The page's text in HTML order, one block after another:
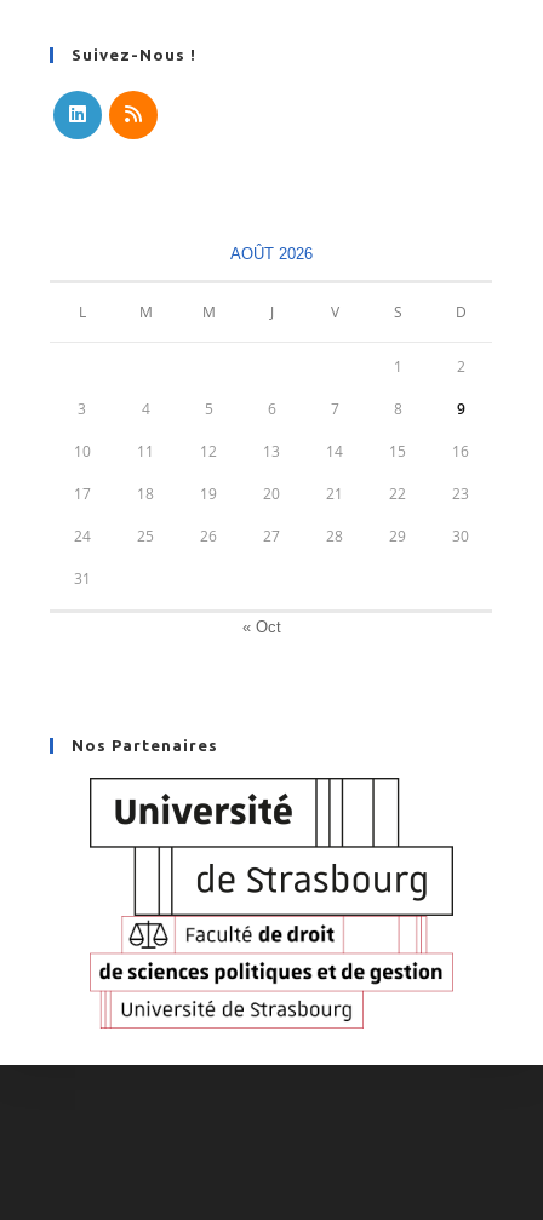
Suivez-Nous !
AOÛT 2026
L M M J V S D
1 2
3 4 5 6 7 8 9
10 11 12 13 14 15 16
17 18 19 20 21 22 23
24 25 26 27 28 29 30
31
« Oct
Nos Partenaires